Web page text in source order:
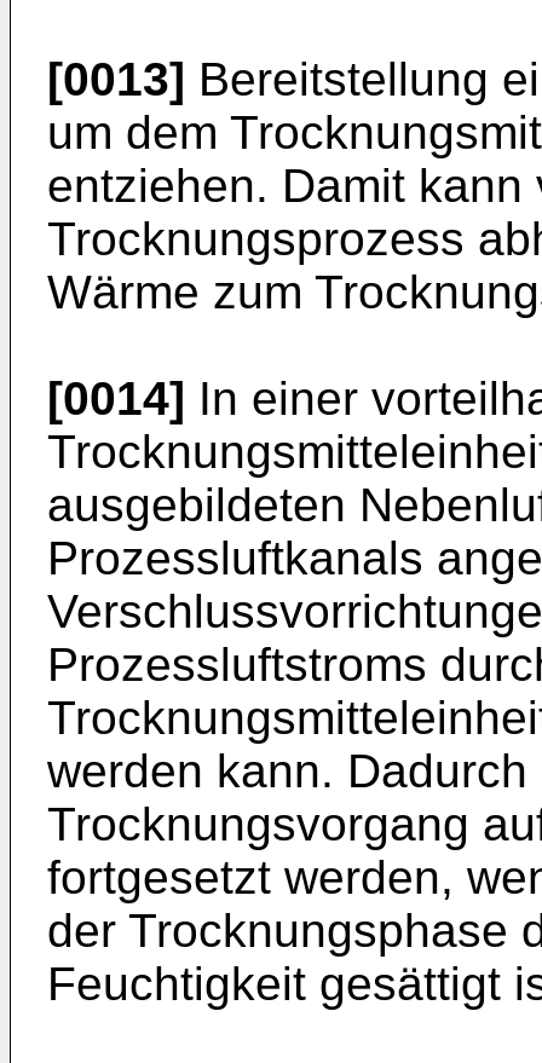
[0013] Bereitstellung
um dem
entziehen. Damit
Trocknungsprozess
Wärme zum
[0014] In einer
ausgebildeten
Prozessluftkanals
Prozessluftstroms
werden kann.
Trocknungsvorgang
fortgesetzt werden,
der Trocknungsphase
Feuchtigkeit gesättigt